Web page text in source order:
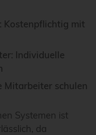
Kostenpflichtig mit
Individuelle
Mitarbeiter schulen
Systemen ist
da